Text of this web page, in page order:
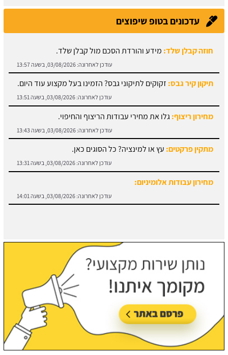
עדכונים בטופ שיפוצים
חוזה קבלן שלד:מידע והורדת הסכם מול קבלן שלד.
תיקון קיר גבס: זקוקים לתיקוני גבס? הזמינו בעל מקצוע עוד היום.
עודכן לאחרונה:03/08/2026, בשעה 13:51
מחירון ריצוף: גלו את מחירי עבודות הריצוף והחיפוי.
עודכן לאחרונה:03/08/2026, בשעה 13:43
מתקין פרקטים: עץ או למינציה? כל הסוגים כאן.
עודכן לאחרונה:03/08/2026, בשעה 13:31
מחירון עבודות אלומיניום:
עודכן לאחרונה:03/08/2026, בשעה 14:01